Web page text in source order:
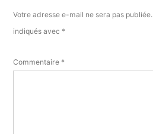
Votre adresse e-mail ne sera pas publiée.
indiqués avec *
Commentaire *